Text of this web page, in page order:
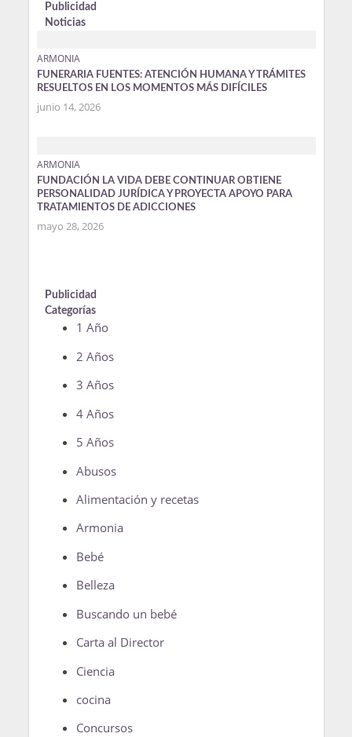
Publicidad
Noticias
ARMONIA
FUNERARIA FUENTES: ATENCIÓN HUMANA Y TRÁMITES
RESUELTOS EN LOS MOMENTOS MÁS DIFÍCILES
junio 14, 2026
ARMONIA
FUNDACIÓN LA VIDA DEBE CONTINUAR OBTIENE
PERSONALIDAD JURÍDICA Y PROYECTA APOYO PARA
TRATAMIENTOS DE ADICCIONES
mayo 28, 2026
Publicidad
Categorías
1 Año
2 Años
3 Años
4 Años
5 Años
Abusos
Alimentación y recetas
Armonia
Bebé
Belleza
Buscando un bebé
Carta al Director
Ciencia
cocina
Concursos